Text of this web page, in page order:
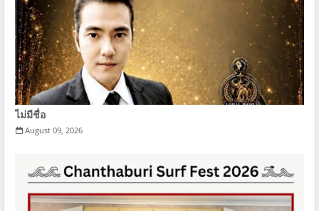
ไม่มีชื่อ
August 09, 2026